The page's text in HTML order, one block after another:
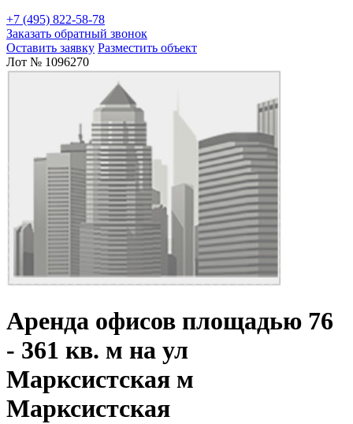
+7 (495) 822-58-78
Заказать обратный звонок
Оставить заявку Разместить объект
Лот № 1096270
Аренда офисов площадью 76
- 361 кв. м на ул
Марксистская м
Марксистская